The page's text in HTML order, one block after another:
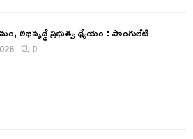
అభివృద్ధే ప్రభుత్వ ధ్యేయం : పొంగులేటి
0